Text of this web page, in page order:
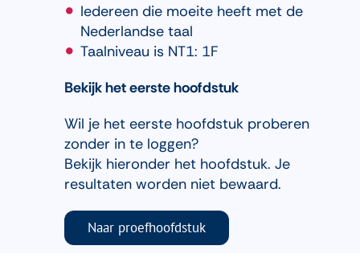
Iedereen die moeite heeft met de
Nederlandse taal
Taalniveau is NT1: 1F
Bekijk het eerste hoofdstuk
Wil je het eerste hoofdstuk proberen
zonder in te loggen?
Bekijk hieronder het hoofdstuk. Je
resultaten worden niet bewaard.
Naar proefhoofdstuk